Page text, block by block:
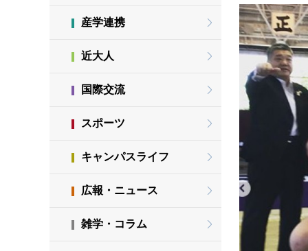
産学連携
近大人
国際交流
スポーツ
キャンパスライフ
広報・ニュース
雑学・コラム